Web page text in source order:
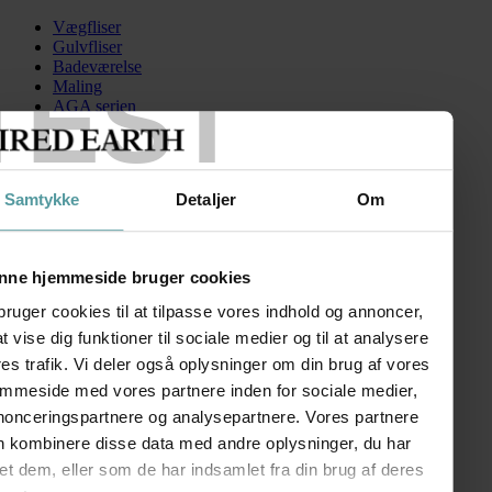
Samtykke Detaljer Om
hjemmeside bruger cookies
cookies til at tilpasse vores indhold og annoncer,
vise dig funktioner til sociale medier og til at analysere
trafik. Vi deler også oplysninger om din brug af vores
med vores partnere inden for sociale medier,
og analysepartnere. Vores partnere
kombinere disse data med andre oplysninger, du har
dem, eller som de har indsamlet fra din brug af deres
Vægfliser
Gulvfliser
Badeværelse
Maling
AGA serien
Kontakt
Skip to content
AGA Masterchef Deluxe 110 cm
kr. 59.092,00 – kr.69.066,00Prisinterval: kr. 59.092,00 til
kr. 69.066,00
FØLG OS
SHOWROOM